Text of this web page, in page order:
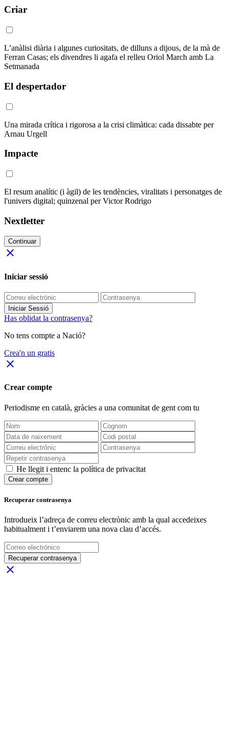
Criar
L’anàlisi diària i algunes curiositats, de dilluns a dijous, de la mà de
Ferran Casas; els divendres li agafa el relleu Oriol March amb La
Setmanada
El despertador
Una mirada crítica i rigorosa a la crisi climàtica: cada dissabte per
Arnau Urgell
Impacte
El resum analític (i àgil) de les tendències, viralitats i personatges de
l'univers digital; quinzenal per Victor Rodrigo
Nextletter
Continuar
close
Iniciar sessió
Iniciar Sessió
Has oblidat la contrasenya?
No tens compte a Nació?
Crea'n un gratis
close
Crear compte
Periodisme en català, gràcies a una comunitat de gent com tu
He llegit i entenc la política de privacitat
Crear compte
Recuperar contrasenya
Introdueix l’adreça de correu electrònic amb la qual accedeixes
habitualment i t’enviarem una nova clau d’accés.
Recuperar contrasenya
close